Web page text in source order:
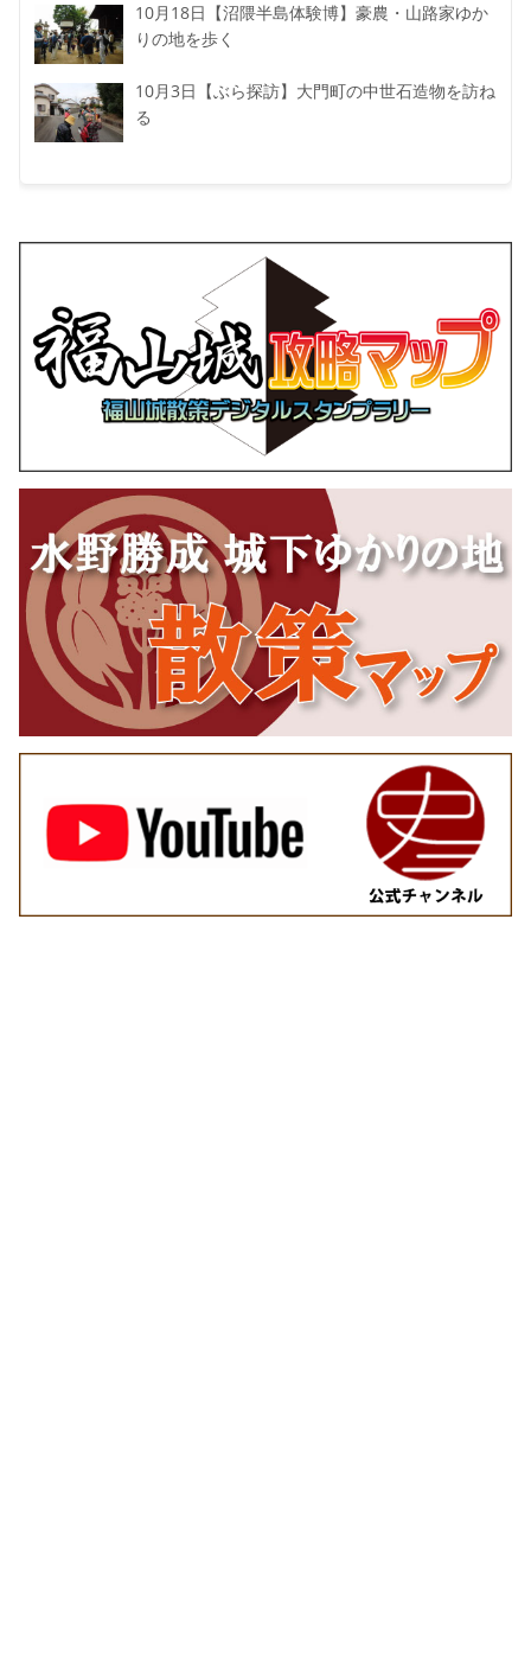
10月18日【沼隈半島体験博】豪農・山路家ゆか
りの地を歩く
10月3日【ぶら探訪】大門町の中世石造物を訪ね
る